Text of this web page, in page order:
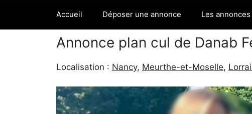
Accueil Déposer une annonce Les annonces
Annonce plan cul de Danab
Localisation : Nancy, Meurthe-et-Moselle,